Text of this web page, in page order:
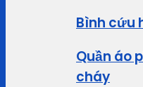
Bình cứu
Quần áo
cháy